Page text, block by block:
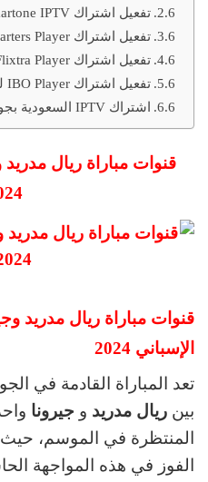
تفعيل اشتراك Smartone IPTV لجميع الأجهزة
تفعيل اشتراك Smarters Player لجميع الأجهزة
تفعيل اشتراك Flixtra Player لجميع الأجهزة
تفعيل اشتراك IBO Player لجميع الأجهزة
اشتراك IPTV السعودية بجودة عالية 4K
قنوات مباراة ريال مدريد
قنوات مباراة ريال مدريد
الإسباني 2024
تعد المباراة القادمة في الجولة
بين ريال مدريد و جيرونا
المنتظرة في الموسم،
الفوز في هذه المواجهة